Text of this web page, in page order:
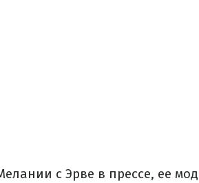
с Эрве в прессе, ее